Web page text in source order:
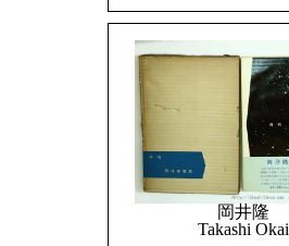
岡井隆
Takashi Okai